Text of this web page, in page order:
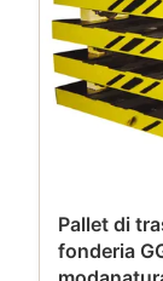
Pallet di
fonderia